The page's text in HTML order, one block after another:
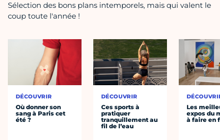
Sélection des bons plans intemporels, mais qui valent le
coup toute l'année !
DÉCOUVRIR
Où donner son
sang à Paris cet
été ?
DÉCOUVRIR
Ces sports à
pratiquer
tranquillement au
fil de l’eau
Les
expos du
à faire en